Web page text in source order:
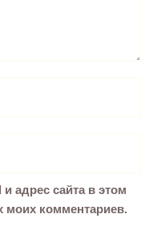
адрес сайта в этом
комментариев.